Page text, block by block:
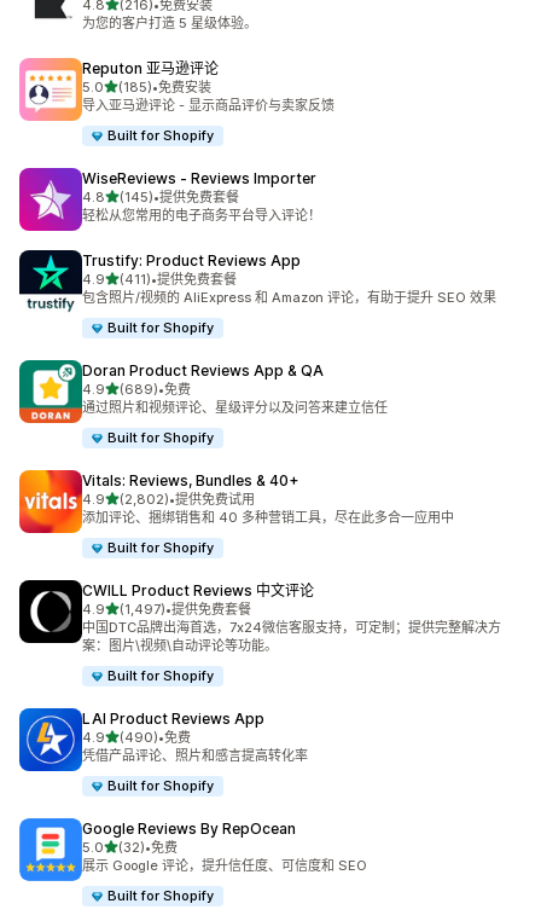
4.8星（满分 5 星）
(216)
总共 216 条评论
•免费安装
为您的客户打造 5 星级体验。
Reputon 亚马逊评论
5.0星（满分 5 星）
(185)
总共 185 条评论
•免费安装
导入亚马逊评论 - 显示商品评价与卖家反馈
Built for Shopify
WiseReviews ‑ Reviews Importer
4.8星（满分 5 星）
(145)
总共 145 条评论
•提供免费套餐
轻松从您常用的电子商务平台导入评论！
Trustify: Product Reviews App
4.9星（满分 5 星）
(411)
总共 411 条评论
•提供免费套餐
包含照片/视频的 AliExpress 和 Amazon 评论，有助于提升 SEO 效果
Built for Shopify
Doran Product Reviews App & QA
4.9星（满分 5 星）
(689)
总共 689 条评论
•免费
通过照片和视频评论、星级评分以及问答来建立信任
Built for Shopify
Vitals: Reviews, Bundles & 40+
4.9星（满分 5 星）
(2,802)
总共 2802 条评论
•提供免费试用
添加评论、捆绑销售和 40 多种营销工具，尽在此多合一应用中
Built for Shopify
CWILL Product Reviews 中文评论
4.9星（满分 5 星）
(1,497)
总共 1497 条评论
•提供免费套餐
中国DTC品牌出海首选，7x24微信客服支持，可定制；提供完整解决方
案：图片\视频\自动评论等功能。
Built for Shopify
LAI Product Reviews App
4.9星（满分 5 星）
(490)
总共 490 条评论
•免费
凭借产品评论、照片和感言提高转化率
Built for Shopify
Google Reviews By RepOcean
5.0星（满分 5 星）
(32)
总共 32 条评论
•免费
展示 Google 评论，提升信任度、可信度和 SEO
Built for Shopify